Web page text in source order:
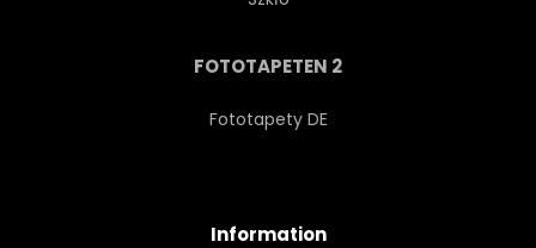
FOTOTAPETEN 2
Fototapety DE
Information